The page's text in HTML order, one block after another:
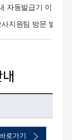
자동발급기 이용
지원팀 방문 발급
바로가기